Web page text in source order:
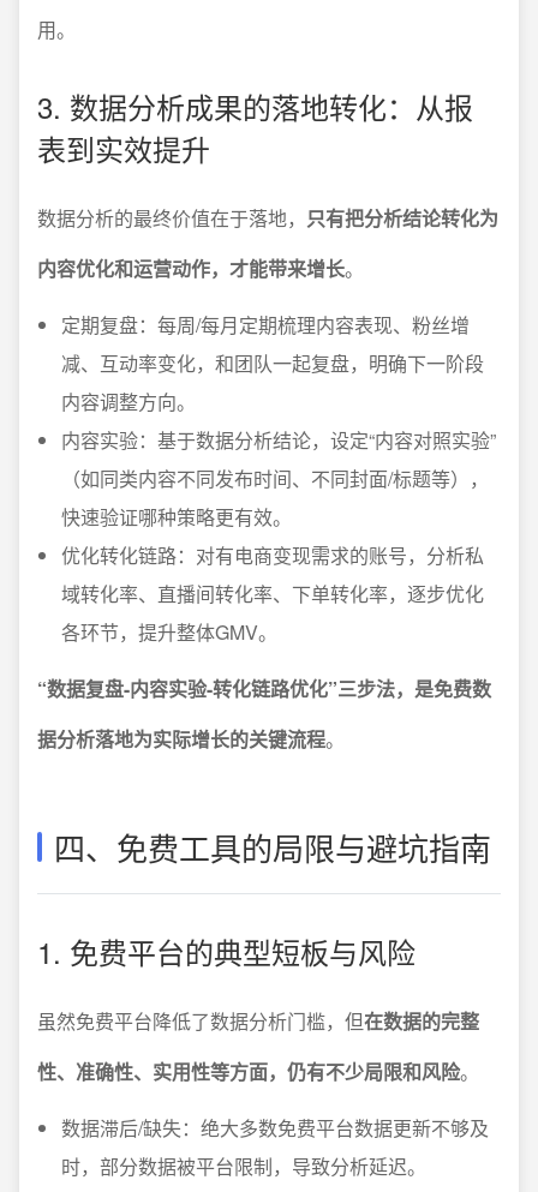
用。
3. 数据分析成果的落地转化：从报
表到实效提升
数据分析的最终价值在于落地， 只有把分析结论转化为
内容优化和运营动作，才能带来增长。
定期复盘：每周/每月定期梳理内容表现、粉丝增
减、互动率变化，和团队一起复盘，明确下一阶段
内容调整方向。
内容实验：基于数据分析结论，设定“内容对照实验”
（如同类内容不同发布时间、不同封面/标题等），
快速验证哪种策略更有效。
优化转化链路：对有电商变现需求的账号，分析私
域转化率、直播间转化率、下单转化率，逐步优化
各环节，提升整体GMV。
“数据复盘-内容实验-转化链路优化”三步法，是免费数
据分析落地为实际增长的关键流程。
四、免费工具的局限与避坑指南
1. 免费平台的典型短板与风险
虽然免费平台降低了数据分析门槛，但在数据的完整
性、准确性、实用性等方面，仍有不少局限和风险。
数据滞后/缺失：绝大多数免费平台数据更新不够及
时，部分数据被平台限制，导致分析延迟。